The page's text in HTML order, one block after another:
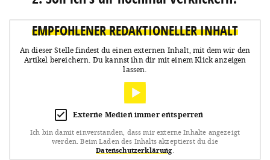
EMPFOHLENER REDAKTIONELLER INHALT
An dieser Stelle findest du einen externen Inhalt, mit dem wir den
Artikel bereichern. Du kannst ihn dir mit einem Klick anzeigen
lassen.
Externe Medien immer entsperren
Ich bin damit einverstanden, dass mir externe Inhalte angezeigt
werden. Beim Laden des Inhalts akzeptierst du die
Datenschutzerklärung